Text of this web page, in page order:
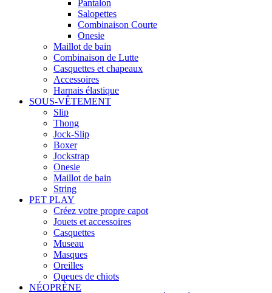
Pantalon
Salopettes
Combinaison Courte
Onesie
Maillot de bain
Combinaison de Lutte
Casquettes et chapeaux
Accessoires
Harnais élastique
SOUS-VÊTEMENT
Slip
Thong
Jock-Slip
Boxer
Jockstrap
Onesie
Maillot de bain
String
PET PLAY
Créez votre propre capot
Jouets et accessoires
Casquettes
Museau
Masques
Oreilles
Queues de chiots
NÉOPRÈNE